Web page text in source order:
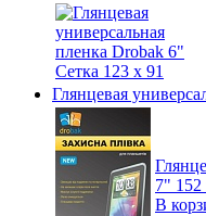
Глянцевая
7" 152
В